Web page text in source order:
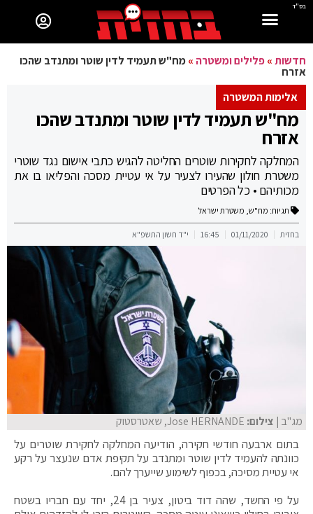
בס"ד
חדשות»פלילים ומשטרה »מח"ש תעמיד לדין שוטר ומתנדב שהכו
אזרח
אלימות המשטרה
מח"ש תעמיד לדין שוטר ומתנדב שהכו
אזרח
המחלקה לחקירות שוטרים החליטה להגיש כתבי אישום נגד שוטרי
משטרת חולון שהעירו לצעיר על אי עטיית מסכה והפליאו בו את
מכותיהם • כל הפרטים
תגיות: מח"ש, משטרת ישראל
בחזית 01/11/2020
16:45 י"ד חשון התשפ"א
מג"ב | צילום: Jose HERNANDE, שאטרסטוק
בתום ארבעה חודשי חקירה, הודיעה המחלקה לחקירת שוטרים על
כוונתה להעמיד לדין שוטר ומתנדב על תקיפת אדם שנעצר על רקע
אי עטיית מסיכה, בכפוף לשימוע שייערך להם.
על פי החשד, שהה דוד ביטון, צעיר בן 24, יחד עם חבריו בשטח